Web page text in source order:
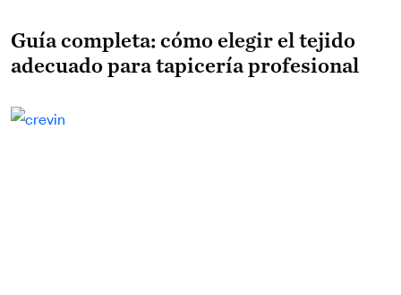
Guía completa: cómo elegir el tejido
adecuado para tapicería profesional